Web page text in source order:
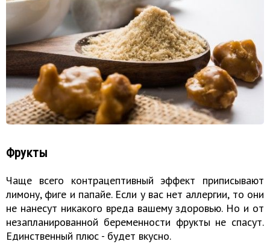
Фрукты
Чаще всего контрацептивный эффект приписывают
лимону, фиге и папайе. Если у вас нет аллергии, то они
не нанесут никакого вреда вашему здоровью. Но и от
незапланированной беременности фрукты не спасут.
Единственный плюс - будет вкусно.